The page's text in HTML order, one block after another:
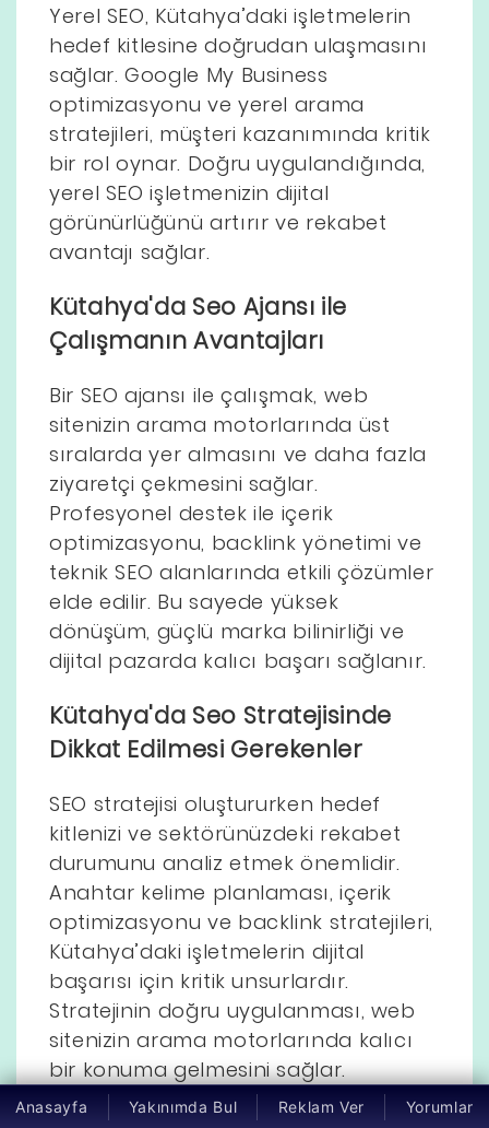
Yerel SEO, Kütahya’daki işletmelerin
hedef kitlesine doğrudan ulaşmasını
sağlar. Google My Business
optimizasyonu ve yerel arama
stratejileri, müşteri kazanımında kritik
bir rol oynar. Doğru uygulandığında,
yerel SEO işletmenizin dijital
görünürlüğünü artırır ve rekabet
avantajı sağlar.
Kütahya'da Seo Ajansı ile
Çalışmanın Avantajları
Bir SEO ajansı ile çalışmak, web
sitenizin arama motorlarında üst
sıralarda yer almasını ve daha fazla
ziyaretçi çekmesini sağlar.
Profesyonel destek ile içerik
optimizasyonu, backlink yönetimi ve
teknik SEO alanlarında etkili çözümler
elde edilir. Bu sayede yüksek
dönüşüm, güçlü marka bilinirliği ve
dijital pazarda kalıcı başarı sağlanır.
Kütahya'da Seo Stratejisinde
Dikkat Edilmesi Gerekenler
SEO stratejisi oluştururken hedef
kitlenizi ve sektörünüzdeki rekabet
durumunu analiz etmek önemlidir.
Anahtar kelime planlaması, içerik
optimizasyonu ve backlink stratejileri,
Kütahya’daki işletmelerin dijital
başarısı için kritik unsurlardır.
Stratejinin doğru uygulanması, web
sitenizin arama motorlarında kalıcı
bir konuma gelmesini sağlar.
Anasayfa Yakınımda Bul Reklam Ver Yorumlar